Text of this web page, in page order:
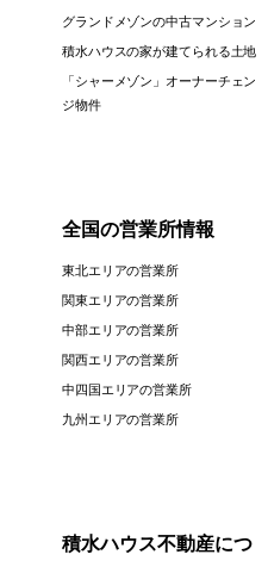
グランドメゾンの中古マンション
積水ハウスの家が建てられる土地
「シャーメゾン」オーナーチェン
ジ物件
全国の営業所情報
東北エリアの営業所
関東エリアの営業所
中部エリアの営業所
関西エリアの営業所
中四国エリアの営業所
九州エリアの営業所
積水ハウス不動産につ